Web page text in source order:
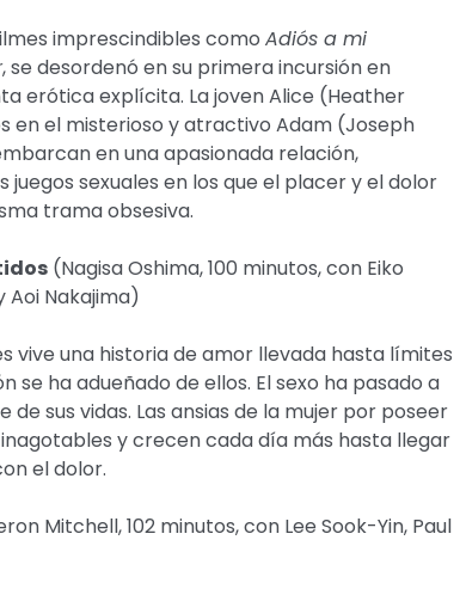
imprescindibles como Adiós a mi
, se desordenó en su primera incursión en
erótica explícita. La joven Alice (Heather
en el misterioso y atractivo Adam (Joseph
en una apasionada relación,
juegos sexuales en los que el placer y el dolor
trama obsesiva.
(Nagisa Oshima, 100 minutos, con Eiko
Aoi Nakajima)
vive una historia de amor llevada hasta límites
se ha adueñado de ellos. El sexo ha pasado a
sus vidas. Las ansias de la mujer por poseer
y crecen cada día más hasta llegar
el dolor.
Mitchell, 102 minutos, con Lee Sook-Yin, Paul